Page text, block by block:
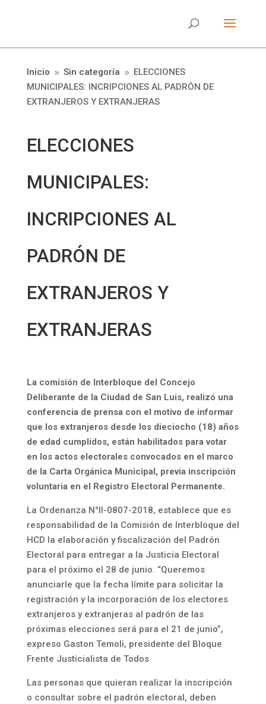
Inicio 9 Sin categoría 9 ELECCIONES
MUNICIPALES: INCRIPCIONES AL PADRÓN DE
EXTRANJEROS Y EXTRANJERAS
ELECCIONES
MUNICIPALES:
INCRIPCIONES AL
PADRÓN DE
EXTRANJEROS Y
EXTRANJERAS
La comisión de Interbloque del Concejo
Deliberante de la Ciudad de San Luis, realizó una
conferencia de prensa con el motivo de informar
que los extranjeros desde los dieciocho (18) años
de edad cumplidos, están habilitados para votar
en los actos electorales convocados en el marco
de la Carta Orgánica Municipal, previa inscripción
voluntaria en el Registro Electoral Permanente.
La Ordenanza N°II-0807-2018, establece que es
responsabilidad de la Comisión de Interbloque del
HCD la elaboración y fiscalización del Padrón
Electoral para entregar a la Justicia Electoral
para el próximo el 28 de junio. “Queremos
anunciarle que la fecha límite para solicitar la
registración y la incorporación de los electores
extranjeros y extranjeras al padrón de las
próximas elecciones será para el 21 de junio”,
expreso Gaston Temoli, presidente del Bloque
Frente Justicialista de Todos.
Las personas que quieran realizar la inscripción
o consultar sobre el padrón electoral, deben